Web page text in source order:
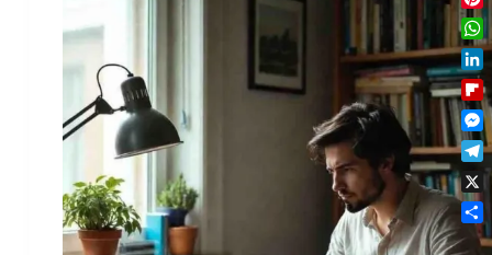
a
c
e
b
o
o
k
P
i
n
t
e
r
e
s
t
W
h
a
t
s
A
p
p
L
i
n
k
e
d
I
F
l
i
p
b
o
a
M
e
s
s
e
n
T
e
l
e
X